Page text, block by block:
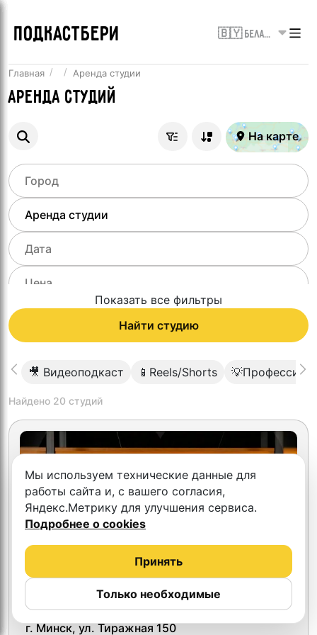
ПОДКАСТБЕРИ 🇧🇾 Беларусь
Главная Аренда студии
Аренда студий
На карте
Показать все фильтры
Найти студию
🎥 Видеоподкаст 📱Reels/Shorts
Найдено 20 студий
ProReels
г. Минск, ул. Тиражная 150
Мы используем технические данные для
работы сайта и, с вашего согласия,
Яндекс.Метрику для улучшения сервиса.
Подробнее о cookies
Только необходимые
Принять